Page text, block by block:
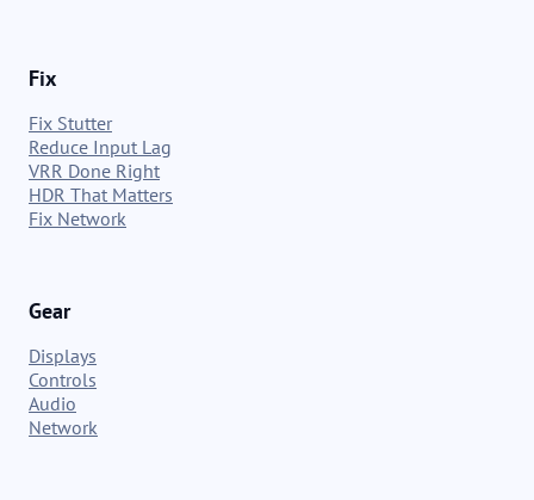
Fix
Fix Stutter
Reduce Input Lag
VRR Done Right
HDR That Matters
Fix Network
Gear
Displays
Controls
Audio
Network